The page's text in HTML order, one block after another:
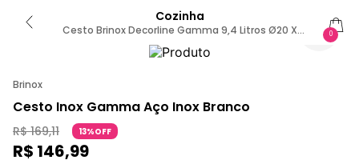
Cozinha
Cesto Brinox Decorline Gamma 9,4 Litros Ø20 X
29cm Aço Inoxidável Sem Cor
0
Brinox
Cesto Inox Gamma Aço Inox Branco
R$ 169,11 13%OFF
R$ 146,99